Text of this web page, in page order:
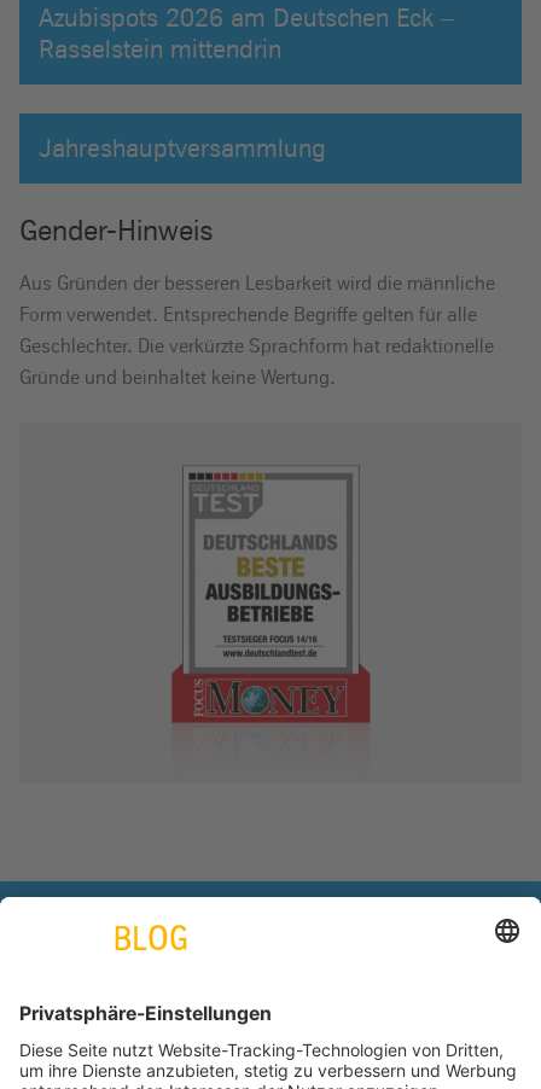
Azubispots 2026 am Deutschen Eck –
Rasselstein mittendrin
Jahreshauptversammlung
Gender-Hinweis
Aus Gründen der besseren Lesbarkeit wird die männliche
Form verwendet. Entsprechende Begriffe gelten für alle
Geschlechter. Die verkürzte Sprachform hat redaktionelle
Gründe und beinhaltet keine Wertung.